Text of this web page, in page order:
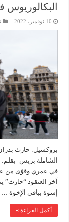
البكالوريوس
10 نوفمبر، 2022
بروكسيل: حارث
الشاملة بريس-
في عمري وقوّى من
آخر العنقود
إسوة بباقي الإخوة …
أكمل القراءة »